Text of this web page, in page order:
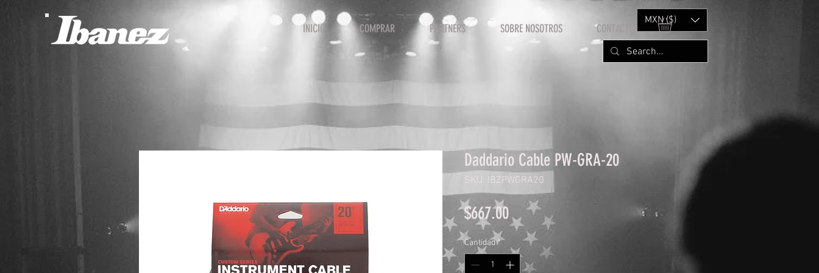
INICIO COMPRAR PARTNERS SOBRE NOSOTROS CONTACTO
MXN ($)
Daddario Cable PW-GRA-20
SKU: IBZPWGRA20
$667.00Precio
Cantidad *